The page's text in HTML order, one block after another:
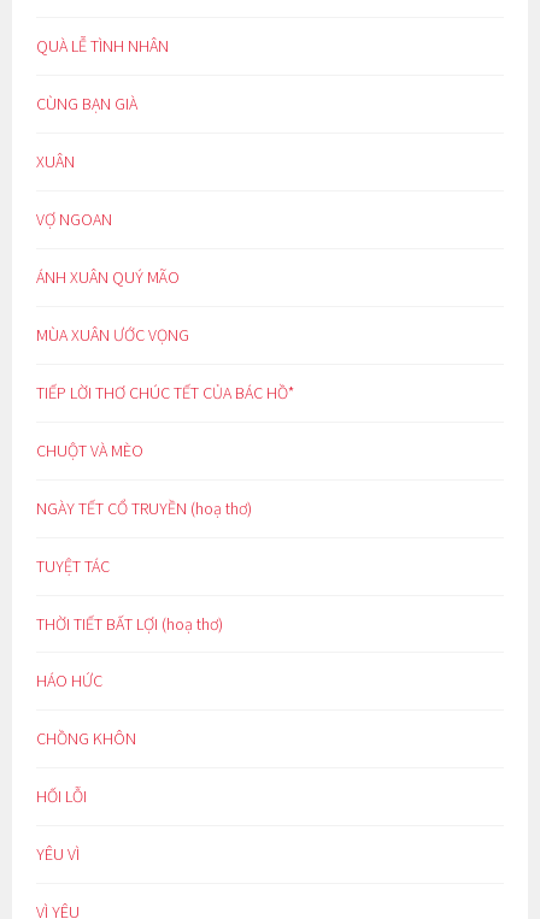
QUÀ LỄ TÌNH NHÂN
CÙNG BẠN GIÀ
XUÂN
VỢ NGOAN
ÁNH XUÂN QUÝ MÃO
MÙA XUÂN ƯỚC VỌNG
TIẾP LỜI THƠ CHÚC TẾT CỦA BÁC HỒ*
CHUỘT VÀ MÈO
NGÀY TẾT CỔ TRUYỀN (hoạ thơ)
TUYỆT TÁC
THỜI TIẾT BẤT LỢI (hoạ thơ)
HÁO HỨC
CHỒNG KHÔN
HỐI LỖI
YÊU VÌ
VÌ YÊU